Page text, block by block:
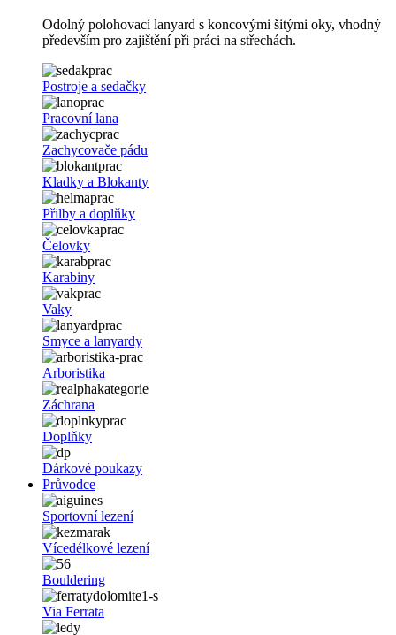
Odolný polohovací lanyard s koncovými šitými oky, vhodný
především pro zajištění při práci na střechách.
Postroje a sedačky
Pracovní lana
Zachycovače pádu
Kladky a Blokanty
Přilby a doplňky
Čelovky
Karabiny
Vaky
Smyce a lanyardy
Arboristika
Záchrana
Doplňky
Dárkové poukazy
Průvodce
Sportovní lezení
Vícedélkové lezení
Bouldering
Via Ferrata